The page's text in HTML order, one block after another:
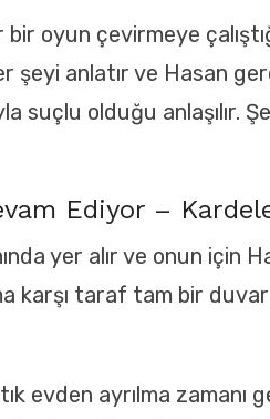
oyun çevirmeye
şeyi anlatır ve Hasan
suçlu olduğu anlaşılır.
Ediyor –
yer alır ve onun için
karşı taraf tam bir
evden ayrılma